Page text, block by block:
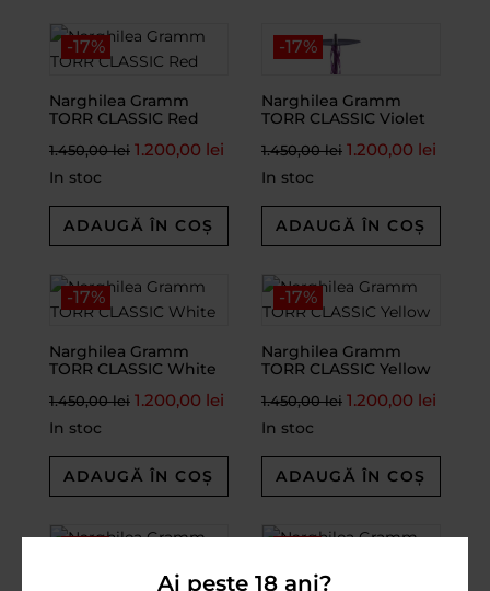
-17%
Narghilea Gramm
TORR CLASSIC Red
1.450,00lei 1.200,00 lei
In stoc
ADAUGĂ ÎN COȘ
-17%
Narghilea Gramm
TORR CLASSIC Violet
1.450,00lei 1.200,00 lei
In stoc
ADAUGĂ ÎN COȘ
-17%
Narghilea Gramm
TORR CLASSIC White
1.450,00lei 1.200,00 lei
In stoc
ADAUGĂ ÎN COȘ
-17%
Narghilea Gramm
TORR CLASSIC Yellow
1.450,00lei 1.200,00 lei
In stoc
ADAUGĂ ÎN COȘ
Ai peste 18 ani?